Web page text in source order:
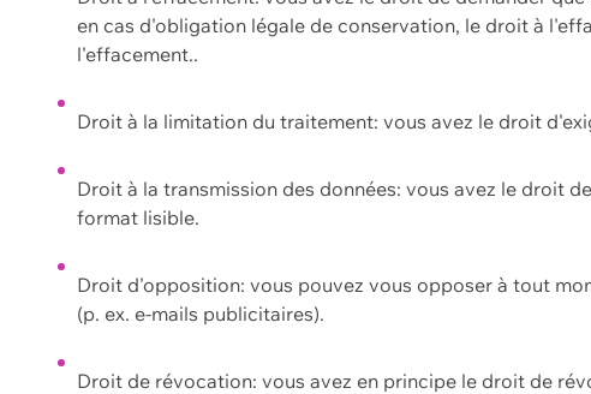
en cas d'obligation légale de conservation, le droit à
l'effacement..
Droit à la limitation du traitement: vous avez le droit
Droit à la transmission des données: vous avez le droit
format lisible.
Droit d'opposition: vous pouvez vous opposer à tout
(p. ex. e-mails publicitaires).
Droit de révocation: vous avez en principe le droit de